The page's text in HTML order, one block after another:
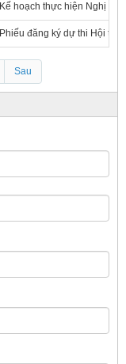
Kế hoạch thực hiện Nghị
Phiếu đăng ký dự thi Hội thi
Sau